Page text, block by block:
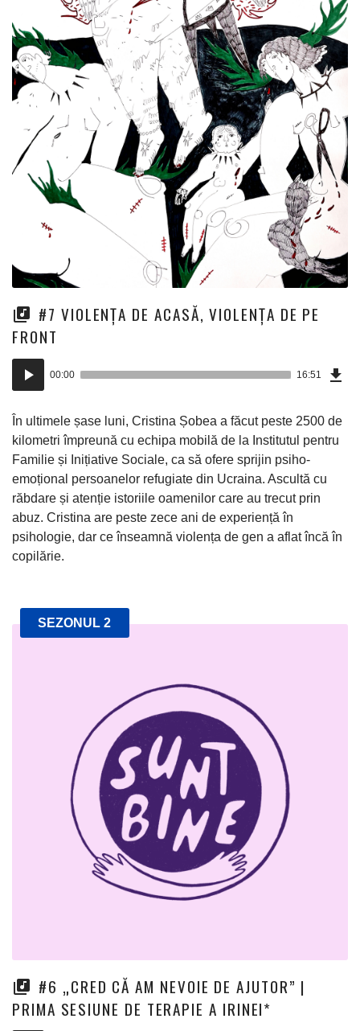
#7 VIOLENȚA DE ACASĂ, VIOLENȚA DE PE
FRONT
Player
audio
00:00 16:51
În ultimele șase luni, Cristina Șobea a făcut peste 2500 de
kilometri împreună cu echipa mobilă de la Institutul pentru
Familie și Inițiative Sociale, ca să ofere sprijin psiho-
emoțional persoanelor refugiate din Ucraina. Ascultă cu
răbdare și atenție istoriile oamenilor care au trecut prin
abuz. Cristina are peste zece ani de experiență în
psihologie, dar ce înseamnă violența de gen a aflat încă în
copilărie.
SEZONUL 2
#6 „CRED CĂ AM NEVOIE DE AJUTOR” |
PRIMA SESIUNE DE TERAPIE A IRINEI*